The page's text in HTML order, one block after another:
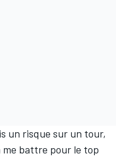
un risque sur un tour,
me battre pour le top